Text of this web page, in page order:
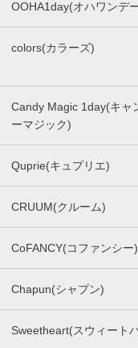
OOHA1day(オハワンデ
colors(カラーズ)
Candy Magic 1day(キャ
ーマジック)
Quprie(キュプリエ)
CRUUM(クルーム)
CoFANCY(コファンシー)
Chapun(シャプン)
Sweetheart(スウィート